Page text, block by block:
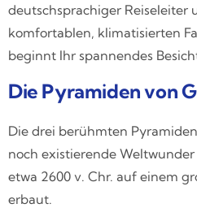
deutschsprachiger Reiseleiter
komfortablen, klimatisierten
beginnt Ihr spannendes
Die Pyramiden von
Die drei berühmten
noch existierende
etwa 2600 v. Chr. auf einem
erbaut.